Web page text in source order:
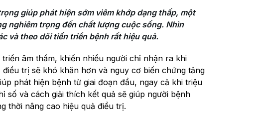
giúp phát hiện sớm viêm khớp dạng thấp, một
nghiêm trọng đến chất lượng cuộc sống. Nhìn
và theo dõi tiến triển bệnh rất hiệu quả.
âm thầm, khiến nhiều người chỉ nhận ra khi
trị sẽ khó khăn hơn và nguy cơ biến chứng tăng
phát hiện bệnh từ giai đoạn đầu, ngay cả khi triệu
số và cách giải thích kết quả sẽ giúp người bệnh
thời nâng cao hiệu quả điều trị.